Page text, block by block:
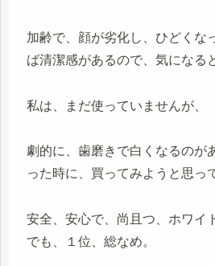
加齢で、顔が劣化し、ひどくな
ば清潔感があるので、気になる
私は、まだ使っていませんが、
劇的に、歯磨きで白くなるのが
った時に、買ってみようと思っ
安全、安心で、尚且つ、ホワイ
でも、１位、総なめ。